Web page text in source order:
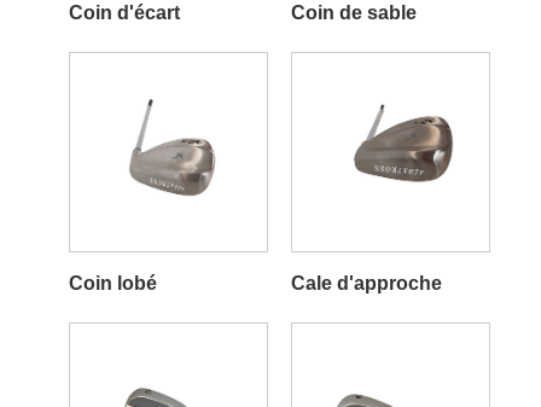
Coin d'écart Coin de sable
Coin lobé Cale d'approche